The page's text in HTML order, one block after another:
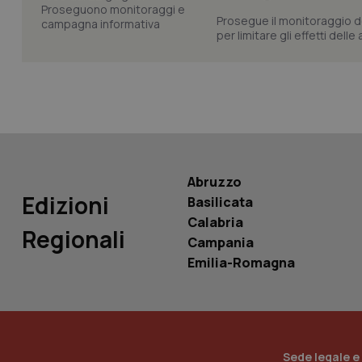
Prosegue il monitoraggio
per limitare gli effetti delle
Edizioni
Regionali
Abruzzo
Basilicata
Calabria
Campania
Emilia-Romagna
Sede legale
VISITOR_INFO1_LIVE